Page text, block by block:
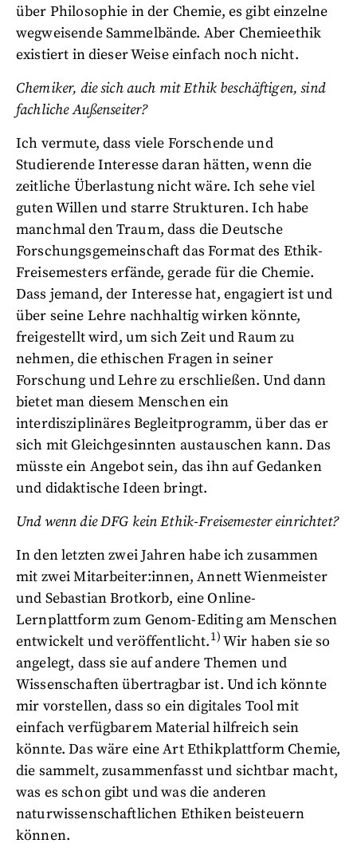
über Philosophie in der Chemie, es gibt einzelne
wegweisende Sammelbände. Aber Chemieethik
existiert in dieser Weise einfach noch nicht.
Chemiker, die sich auch mit Ethik beschäftigen, sind
fachliche Außenseiter?
Ich vermute, dass viele Forschende und
Studierende Interesse daran hätten, wenn die
zeitliche Überlastung nicht wäre. Ich sehe viel
guten Willen und starre Strukturen. Ich habe
manchmal den Traum, dass die Deutsche
Forschungsgemeinschaft das Format des Ethik-
Freisemesters erfände, gerade für die Chemie.
Dass jemand, der Interesse hat, engagiert ist und
über seine Lehre nachhaltig wirken könnte,
freigestellt wird, um sich Zeit und Raum zu
nehmen, die ethischen Fragen in seiner
Forschung und Lehre zu erschließen. Und dann
bietet man diesem Menschen ein
interdisziplinäres Begleitprogramm, über das er
sich mit Gleichgesinnten austauschen kann. Das
müsste ein Angebot sein, das ihn auf Gedanken
und didaktische Ideen bringt.
Und wenn die DFG kein Ethik-Freisemester einrichtet?
In den letzten zwei Jahren habe ich zusammen
mit zwei Mitarbeiter:innen, Annett Wienmeister
und Sebastian Brotkorb, eine Online-
Lernplattform zum Genom-Editing am Menschen
entwickelt und veröffentlicht.1) Wir haben sie so
angelegt, dass sie auf andere Themen und
Wissenschaften übertragbar ist. Und ich könnte
mir vorstellen, dass so ein digitales Tool mit
einfach verfügbarem Material hilfreich sein
könnte. Das wäre eine Art Ethikplattform Chemie,
die sammelt, zusammenfasst und sichtbar macht,
was es schon gibt und was die anderen
naturwissenschaftlichen Ethiken beisteuern
können.